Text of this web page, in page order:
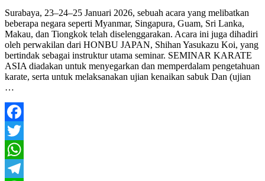
Share
Surabaya, 23–24–25 Januari 2026, sebuah acara yang melibatkan
beberapa negara seperti Myanmar, Singapura, Guam, Sri Lanka,
Makau, dan Tiongkok telah diselenggarakan. Acara ini juga dihadiri
oleh perwakilan dari HONBU JAPAN, Shihan Yasukazu Koi, yang
bertindak sebagai instruktur utama seminar. SEMINAR KARATE
ASIA diadakan untuk menyegarkan dan memperdalam pengetahuan
karate, serta untuk melaksanakan ujian kenaikan sabuk Dan (ujian
…
Facebook
Twitter
WhatsApp